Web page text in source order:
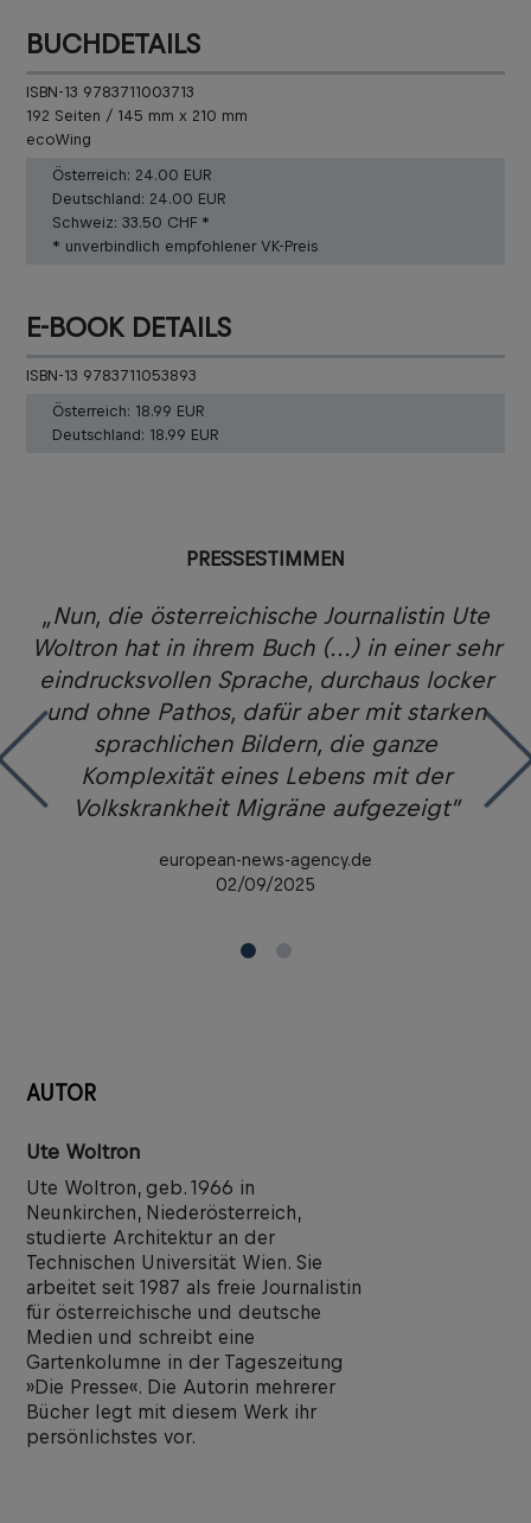
BUCHDETAILS
ISBN-13 9783711003713
192 Seiten / 145 mm x 210 mm
ecoWing
Österreich: 24.00 EUR
Deutschland: 24.00 EUR
Schweiz: 33.50 CHF *
* unverbindlich empfohlener VK-Preis
E-BOOK DETAILS
ISBN-13 9783711053893
Österreich: 18.99 EUR
Deutschland: 18.99 EUR
PRESSESTIMMEN
„Nun, die österreichische Journalistin Ute
Woltron hat in ihrem Buch (...) in einer sehr
eindrucksvollen Sprache, durchaus locker
und ohne Pathos, dafür aber mit starken
sprachlichen Bildern, die ganze
Komplexität eines Lebens mit der
Volkskrankheit Migräne aufgezeigt”
european-news-agency.de
02/09/2025
AUTOR
Ute Woltron
Ute Woltron, geb. 1966 in
Neunkirchen, Niederösterreich,
studierte Architektur an der
Technischen Universität Wien. Sie
arbeitet seit 1987 als freie Journalistin
für österreichische und deutsche
Medien und schreibt eine
Gartenkolumne in der Tageszeitung
»Die Presse«. Die Autorin mehrerer
Bücher legt mit diesem Werk ihr
persönlichstes vor.